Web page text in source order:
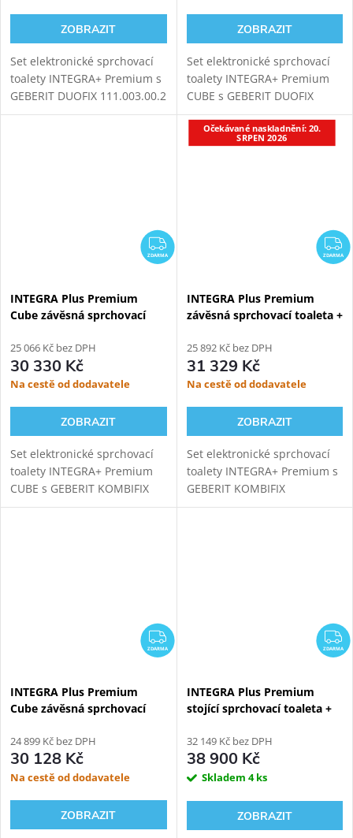
ZOBRAZIT
Set elektronické sprchovací
toalety INTEGRA+ Premium s
GEBERIT DUOFIX 111.003.00.2
modulem pro závěsné WC.
ZOBRAZIT
Set elektronické sprchovací
toalety INTEGRA+ Premium
CUBE s GEBERIT DUOFIX
111.003.00.2 modulem pro
závěsné WC. Oproti základní
verzi přináší INTEGRA+
ZDARMA
ZDARMA
INTEGRA Plus Premium
Cube závěsná sprchovací
110.300.00.5
25 066 Kč bez DPH
30 330 Kč
Na cestě od dodavatele
ZOBRAZIT
Set elektronické sprchovací
toalety INTEGRA+ Premium
CUBE s GEBERIT KOMBIFIX
110.300.00.5 modulem pro
Očekávané naskladnění: 20.
SRPEN 2026
ZDARMA
INTEGRA Plus Premium
závěsná sprchovací toaleta +
110.300.00.5
25 892 Kč bez DPH
31 329 Kč
Na cestě od dodavatele
ZOBRAZIT
Set elektronické sprchovací
toalety INTEGRA+ Premium s
GEBERIT KOMBIFIX
110.300.00.5 modulem pro
ZDARMA
ZDARMA
INTEGRA Plus Premium
Cube závěsná sprchovací
111.300.00.6
24 899 Kč bez DPH
30 128 Kč
Na cestě od dodavatele
ZOBRAZIT
ZDARMA
INTEGRA Plus Premium
stojící sprchovací toaleta +
KBBF
32 149 Kč bez DPH
38 900 Kč
Skladem 4 ks
ZOBRAZIT